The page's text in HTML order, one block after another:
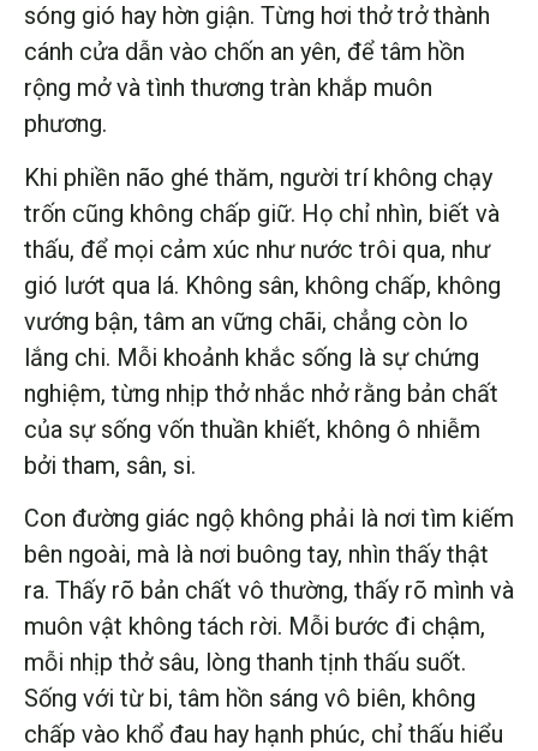
sóng gió hay hờn giận. Từng hơi thở trở thành
cánh cửa dẫn vào chốn an yên, để tâm hồn
rộng mở và tình thương tràn khắp muôn
phương.
Khi phiền não ghé thăm, người trí không chạy
trốn cũng không chấp giữ. Họ chỉ nhìn, biết và
thấu, để mọi cảm xúc như nước trôi qua, như
gió lướt qua lá. Không sân, không chấp, không
vướng bận, tâm an vững chãi, chẳng còn lo
lắng chi. Mỗi khoảnh khắc sống là sự chứng
nghiệm, từng nhịp thở nhắc nhở rằng bản chất
của sự sống vốn thuần khiết, không ô nhiễm
bởi tham, sân, si.
Con đường giác ngộ không phải là nơi tìm kiếm
bên ngoài, mà là nơi buông tay, nhìn thấy thật
ra. Thấy rõ bản chất vô thường, thấy rõ mình và
muôn vật không tách rời. Mỗi bước đi chậm,
mỗi nhịp thở sâu, lòng thanh tịnh thấu suốt.
Sống với từ bi, tâm hồn sáng vô biên, không
chấp vào khổ đau hay hạnh phúc, chỉ thấu hiểu